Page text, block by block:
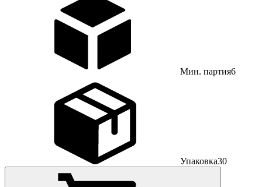
Мин. партия6
Упаковка30